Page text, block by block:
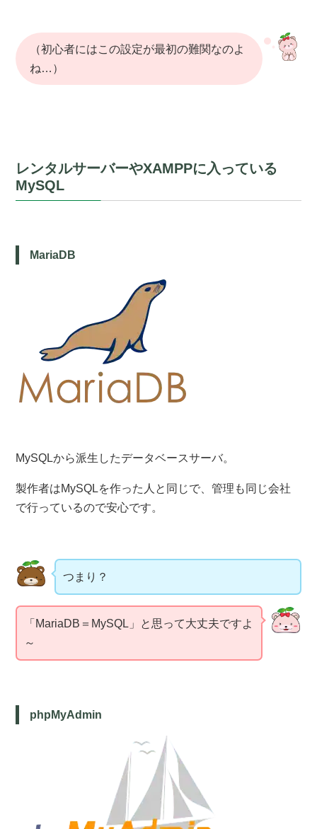
（初心者にはこの設定が最初の難関なのよ
ね…）
レンタルサーバーやXAMPPに入っている
MySQL
MariaDB
MySQLから派生したデータベースサーバ。
製作者はMySQLを作った人と同じで、管理も同じ会社
で行っているので安心です。
つまり？
「MariaDB＝MySQL」と思って大丈夫ですよ
～
phpMyAdmin